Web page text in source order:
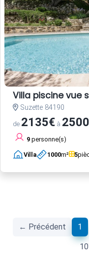
Villa piscine vue
Suzette 84190
de 2135€ à
9 personne(s)
Villa 1000m² 5
← Précédent 1